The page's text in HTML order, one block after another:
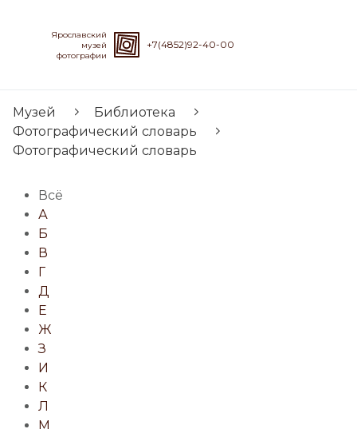
Ярославский
музей
фотографии
+7(4852)92-40-00
Музей
Библиотека
Фотографический словарь
Фотографический словарь
Всё
А
Б
В
Г
Д
Е
Ж
З
И
К
Л
М